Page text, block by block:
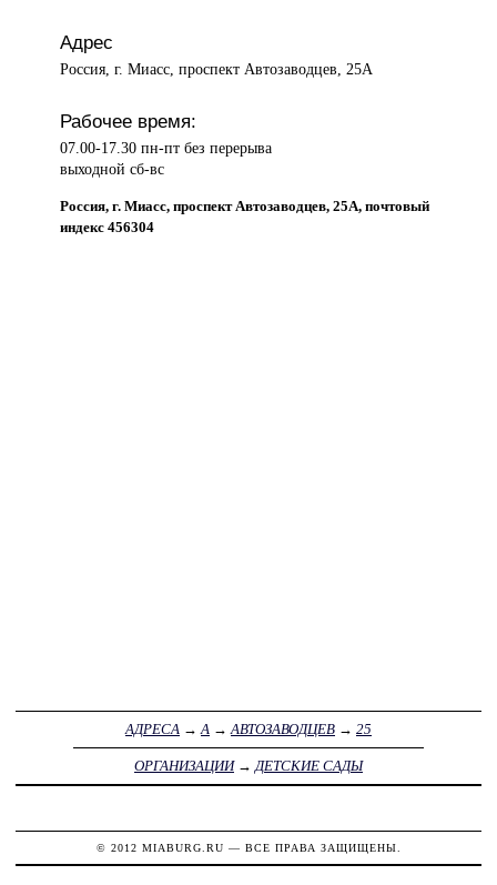
Адрес
Россия, г. Миасс, проспект Автозаводцев, 25А
Рабочее время:
07.00-17.30 пн-пт без перерыва
выходной сб-вс
Россия, г. Миасс, проспект Автозаводцев, 25А, почтовый
индекс 456304
АДРЕСА →А →АВТОЗАВОДЦЕВ → 25
ОРГАНИЗАЦИИ→ДЕТСКИЕ САДЫ
© 2012 MIABURG.RU — ВСЕ ПРАВА ЗАЩИЩЕНЫ.